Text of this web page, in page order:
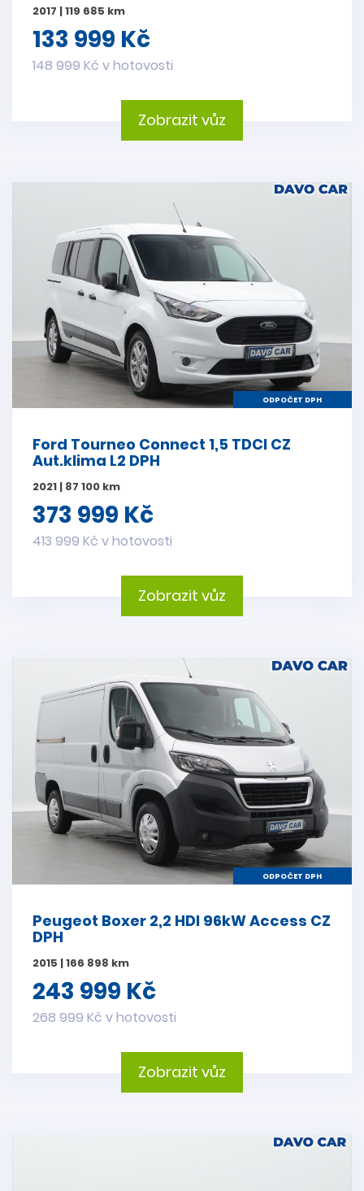
2017 | 119 685 km
133 999 Kč
148 999 Kč v hotovosti
Zobrazit vůz
ODPOČET DPH
Ford Tourneo Connect 1,5 TDCI CZ
Aut.klima L2 DPH
2021 | 87 100 km
373 999 Kč
413 999 Kč v hotovosti
Zobrazit vůz
ODPOČET DPH
Peugeot Boxer 2,2 HDI 96kW Access CZ
DPH
2015 | 166 898 km
243 999 Kč
268 999 Kč v hotovosti
Zobrazit vůz